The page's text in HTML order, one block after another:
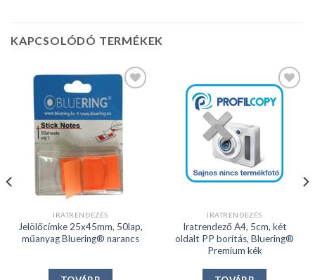
KAPCSOLÓDÓ TERMÉKEK
Kedvencekhez
IRATRENDEZÉS
Jelölőcímke 25x45mm, 50lap,
műanyag Bluering® narancs
Kedvencekhez
IRATRENDEZÉS
Iratrendező A4, 5cm, két
oldalt PP borítás, Bluering®
Premium kék